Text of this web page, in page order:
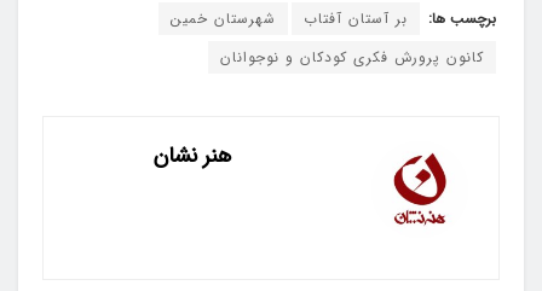
برچسب ها: بر آستان آفتاب
شهرستان خمین
کانون پرورش فکری کودکان و نوجوانان
هنر نشان